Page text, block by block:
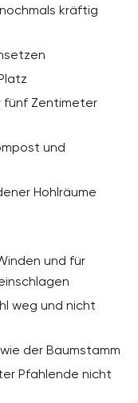
kräftig
fünf Zentimeter
und
Hohlräume
und für
weg und nicht
der Baumstamm
Pfahlende nicht